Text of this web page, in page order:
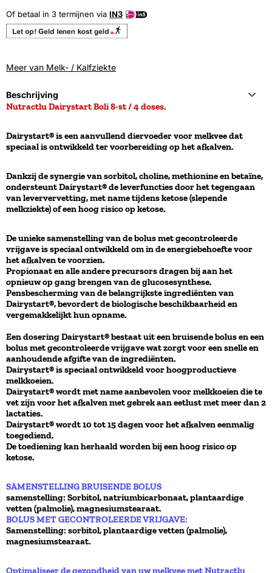
Of betaal in 3 termijnen via IN3
Meer van Melk- / Kalfziekte
Beschrijving
Nutractlu Dairystart Boli 8-st / 4 doses.
Dairystart® is een aanvullend diervoeder voor melkvee dat
speciaal is ontwikkeld ter voorbereiding op het afkalven.
Dankzij de synergie van sorbitol, choline, methionine en betaïne,
ondersteunt Dairystart® de leverfuncties door het tegengaan
van leververvetting, met name tijdens ketose (slepende
melkziekte) of een hoog risico op ketose.
De unieke samenstelling van de bolus met gecontroleerde
vrijgave is speciaal ontwikkeld om in de energiebehoefte voor
het afkalven te voorzien.
Propionaat en alle andere precursors dragen bij aan het
opnieuw op gang brengen van de glucosesynthese.
Pensbescherming van de belangrijkste ingrediënten van
Dairystart®, bevordert de biologische beschikbaarheid en
vergemakkelijkt hun opname.
Een dosering Dairystart® bestaat uit een bruisende bolus en een
bolus met gecontroleerde vrijgave wat zorgt voor een snelle en
aanhoudende afgifte van de ingrediënten.
Dairystart® is speciaal ontwikkeld voor hoogproductieve
melkkoeien.
Dairystart® wordt met name aanbevolen voor melkkoeien die te
vet zijn voor het afkalven met gebrek aan eetlust met meer dan 2
lactaties.
Dairystart® wordt 10 tot 15 dagen voor het afkalven eenmalig
toegediend.
De toediening kan herhaald worden bij een hoog risico op
ketose.
SAMENSTELLING BRUISENDE BOLUS
samenstelling: Sorbitol, natriumbicarbonaat, plantaardige
vetten (palmolie), magnesiumstearaat.
BOLUS MET GECONTROLEERDE VRIJGAVE:
Samenstelling: sorbitol, plantaardige vetten (palmolie),
magnesiumstearaat.
Optimaliseer de gezondheid van uw melkvee metNutractlu